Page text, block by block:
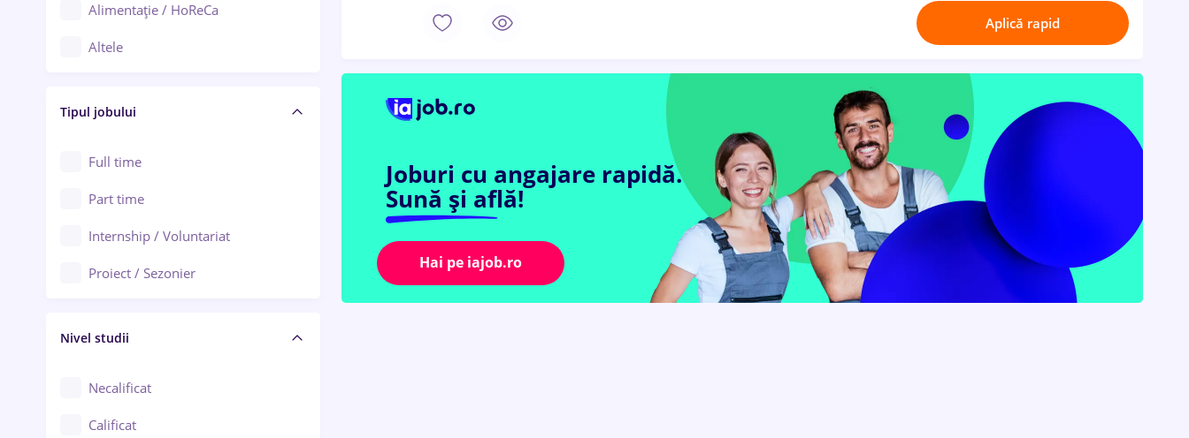
Arad
Baia Mare
Bârlad
Bistrița (Bistrița-Năsăud)
Alimentație / HoReCa
Altele
Asigurări
Au pair / Babysitter / Curățenie
Audit / Consultanță
Auto / Echipamente
Automatizări
Cercetare - dezvoltare
Chimie / Biochimie
Confecții / Design vestimentar
Tipul jobului
Full time
Part time
Internship / Voluntariat
Proiect / Sezonier
Nivel studii
Necalificat
Calificat
Aplică rapid
Joburi cu angajare rapidă.
Sună și află!
Hai pe iajob.ro